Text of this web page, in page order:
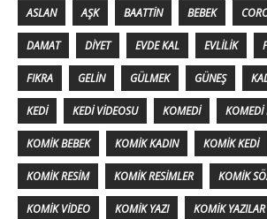
ASLAN AŞK BAATTIN BEBEK
DAMAT DIYET EVDE KAL EVLILIK
FIKRA GELIN GÜLMEK GÜNEŞ
KEDI KEDI VIDEOSU KOMEDI KOMEDI
KOMIK BEBEK KOMIK KADIN KOMIK KEDI
KOMIK RESIM KOMIK RESIMLER KOMIK
KOMIK VIDEO KOMIK YAZI KOMIK YAZILAR